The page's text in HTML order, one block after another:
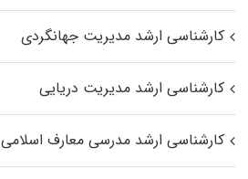
کارشناسی ارشد مدیریت جهانگردی
کارشناسی ارشد مدیریت دریایی
کارشناسی ارشد مدرسی معارف اسلامی